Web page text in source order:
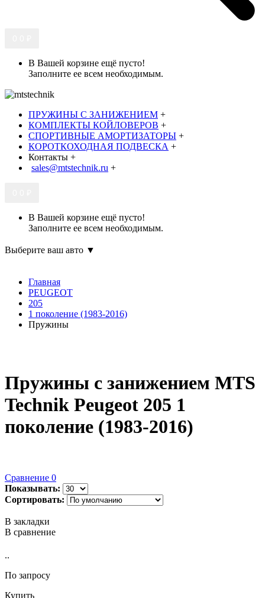
В Вашей корзине ещё пусто!
Заполните ее всем необходимым.
ПРУЖИНЫ С ЗАНИЖЕНИЕМ +
КОМПЛЕКТЫ КОЙЛОВЕРОВ +
СПОРТИВНЫЕ АМОРТИЗАТОРЫ +
КОРОТКОХОДНАЯ ПОДВЕСКА +
Контакты +
sales@mtstechnik.ru +
В Вашей корзине ещё пусто!
Заполните ее всем необходимым.
Выберите ваш авто ▼
Главная
PEUGEOT
205
1 поколение (1983-2016)
Пружины
Пружины с занижением MTS
Technik Peugeot 205 1
поколение (1983-2016)
Сравнение 0
Показывать:
Сортировать:
В закладки
В сравнение
..
По запросу
Купить